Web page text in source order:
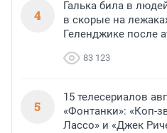
4
Галька била в
в скорые на
Геленджике после
83 123
5
15 телесериалов
«Фонтанки»: «Коп-
Лассо» и «Джек